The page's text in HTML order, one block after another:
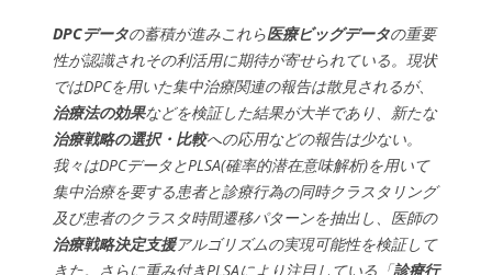
DPCデータの蓄積が進みこれら医療ビッグデータの重要
性が認識されその利活用に期待が寄せられている。現状
ではDPCを用いた集中治療関連の報告は散見されるが、
治療法の効果などを検証した結果が大半であり、新たな
治療戦略の選択・比較への応用などの報告は少ない。
我々はDPCデータとPLSA(確率的潜在意味解析)を用いて
集中治療を要する患者と診療行為の同時クラスタリング
及び患者のクラスタ時間遷移パターンを抽出し、医師の
治療戦略決定支援アルゴリズムの実現可能性を検証して
きた。さらに重み付きPLSAにより注目している「診療行